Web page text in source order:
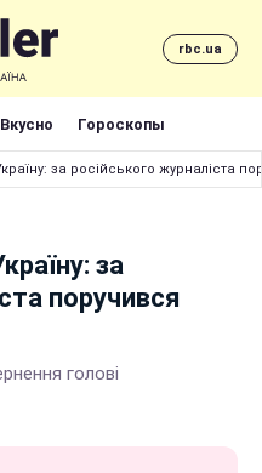
rbc.ua
Вкусно Гороскопы
за російського журналіста
за
поручився
голові